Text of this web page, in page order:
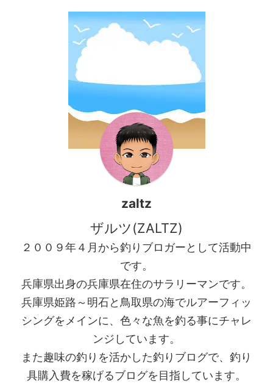
ルに墨付けは完了しました。
それでは釣行の様子を見て行
きましょう。 鳥取イカメタル/
オモリグ爆風の潮ぶっ飛びで
コンディション最悪！ 今年も
バニーさんからイカメタルの
年こそは行く気満々です。 イ
カメタルに行くと言う事で事
前にタックルを揃える事に ...
zaltz
ザルツ(ZALTZ)
２００９年４月から釣りブロガーとして活動中
です。
兵庫県出身の兵庫県在住のサラリーマンです。
兵庫県姫路～明石と鳥取県の海でルアーフィッ
シングをメインに、色々な魚を釣る事にチャレ
ンジしています。
また趣味の釣りを活かした釣りブログで、釣り
具購入費を稼げるブログを目指しています。